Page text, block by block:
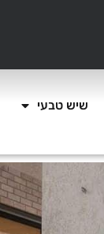
שיש טבעי